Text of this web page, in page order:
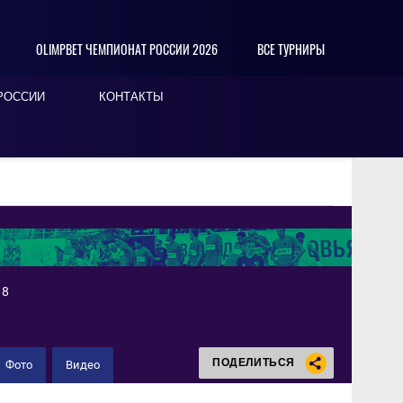
OLIMPBET ЧЕМПИОНАТ РОССИИ 2026 ВСЕ ТУРНИРЫ
КОНТАКТЫ
Фото Видео ПОДЕЛИТЬСЯ